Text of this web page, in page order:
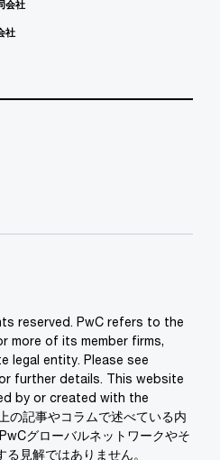
会社
社
reserved. PwC refers to the
more of its member firms,
legal entity. Please see
further details. This website
by or created with the
記事やコラムで述べている内
グローバルネットワークやそ
見解ではありません。